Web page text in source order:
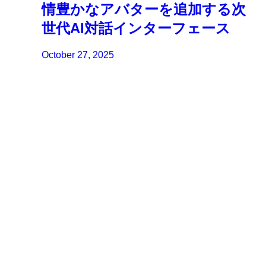
情豊かなアバターを追加する次
世代AI対話インターフェース
October 27, 2025